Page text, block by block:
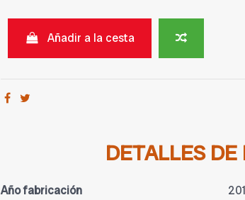
Añadir a la cesta
DETALLES DE
Año fabricación